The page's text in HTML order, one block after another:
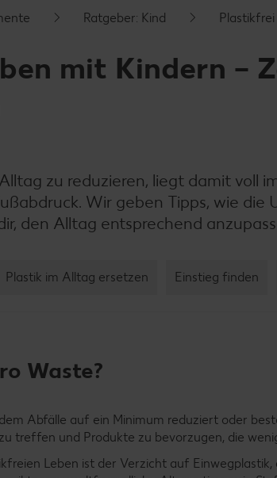
Ratgeber: Kind
mit Kindern –
zu reduzieren, liegt damit voll
Wir geben Tipps, wie die
den Alltag entsprechend
Plastik im Alltag ersetzen Einstieg finden
Waste?
Abfälle auf ein Minimum reduziert oder
treffen und Produkte zu bevorzugen, die
Leben ist der Verzicht auf